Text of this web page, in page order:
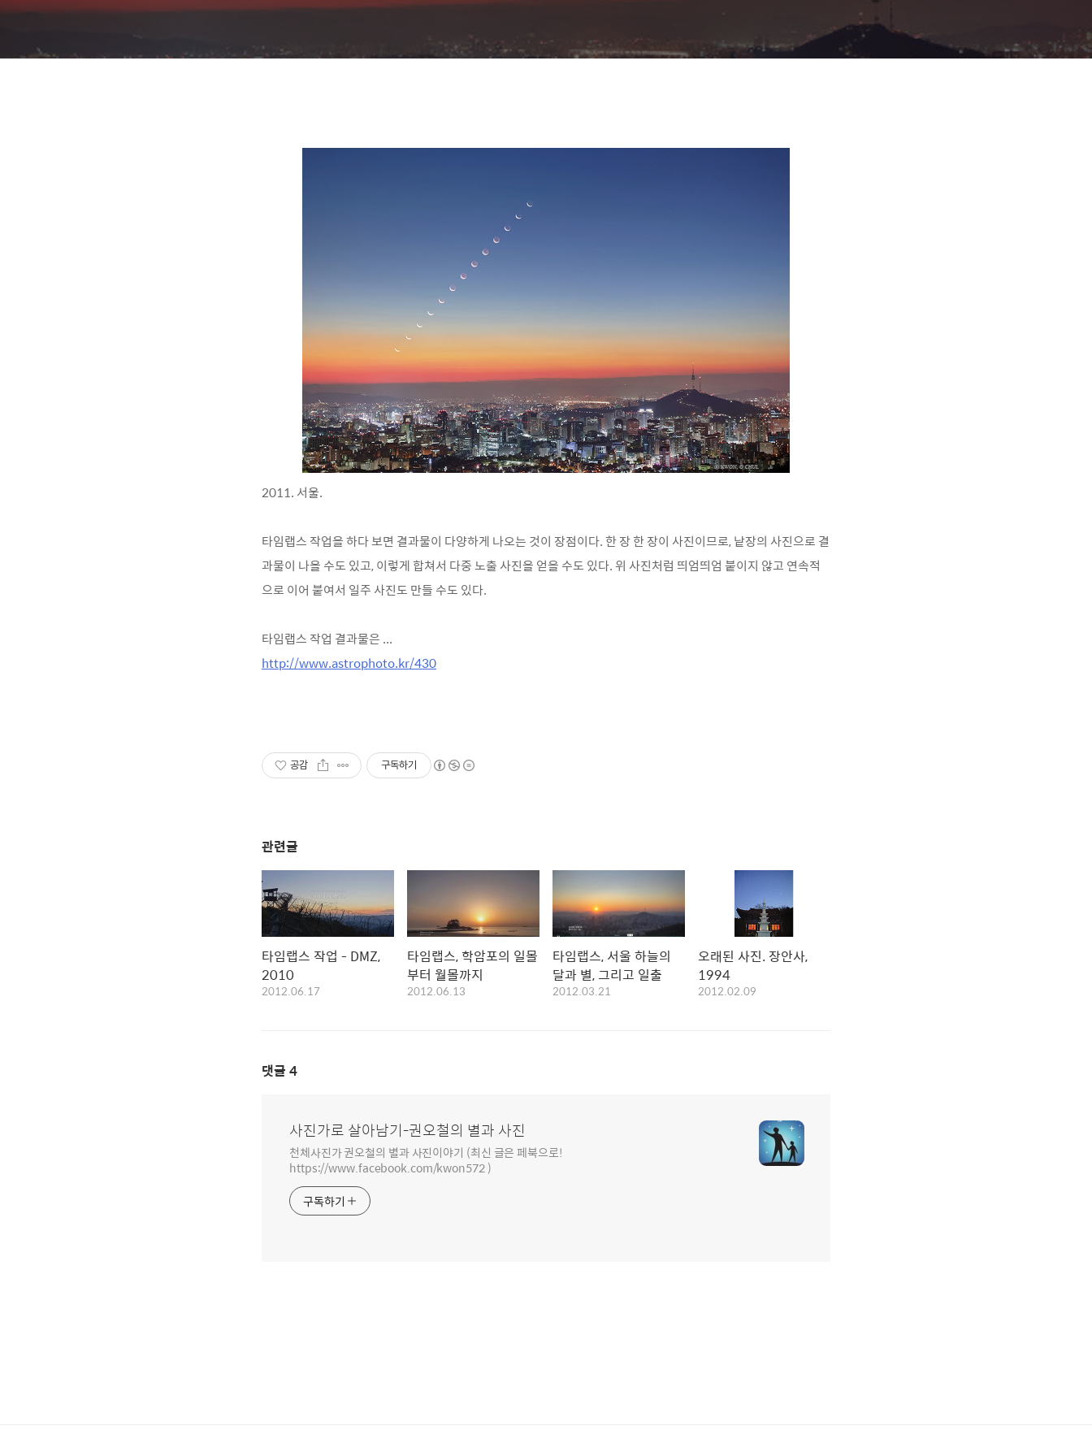
2011. 서울.
타임랩스 작업을 하다 보면 결과물이 다양하게 나오는 것이 장점이다. 한 장 한 장이 사진이므로, 낱장의 사진으로 결
과물이 나올 수도 있고, 이렇게 합쳐서 다중 노출 사진을 얻을 수도 있다. 위 사진처럼 띄엄띄엄 붙이지 않고 연속적
으로 이어 붙여서 일주 사진도 만들 수도 있다.
타임랩스 작업 결과물은 ...
http://www.astrophoto.kr/430
공감 구독하기
관련글
타임랩스 작업 - DMZ,
2010
2012.06.17
타임랩스, 학암포의 일몰
부터 월몰까지
2012.06.13
타임랩스, 서울 하늘의
달과 별, 그리고 일출
2012.03.21
오래된 사진. 장안사,
1994
2012.02.09
댓글 4
사진가로 살아남기-권오철의 별과 사진
천체사진가 권오철의 별과 사진이야기 (최신 글은 페북으로!
https://www.facebook.com/kwon572 )
구독하기